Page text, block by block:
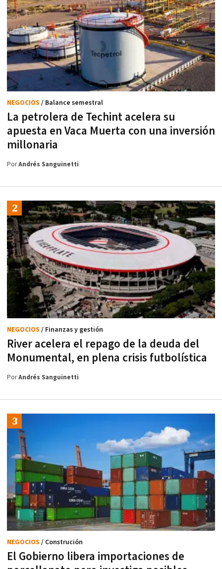
La petrolera de Techint acelera su
apuesta en Vaca Muerta con una inversión
millonaria
NEGOCIOS / Balance semestral
PorAndrés Sanguinetti
River acelera el repago de la deuda del
Monumental, en plena crisis futbolística
NEGOCIOS / Finanzas y gestión
PorAndrés Sanguinetti
El Gobierno libera importaciones de
NEGOCIOS / Construción